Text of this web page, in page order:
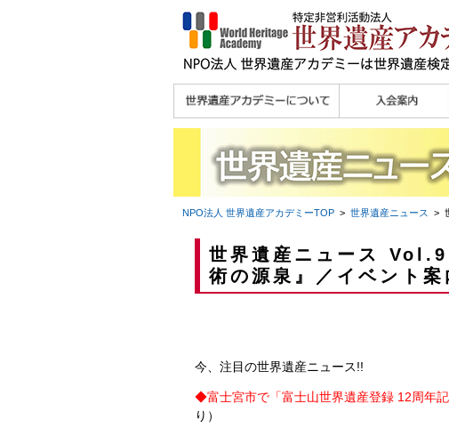
理念
メッセージ
主な活動内容
沿革
組織図・役員
研究員紹介 >>
宮澤 光 MIYAZAWA, Hikaru
研究員によるメディ
ア協力など
法人会員・協賛団体
／公認団体
メディア協力／プレ
スリリース
個人会員
法人会員
会報誌サンプル
会員限定ページ
NPO法人 世界遺産アカデミーTOP> 世界遺産ニュース >
世界遺産ニュース
術の源泉』／イベント案
今、注目の世界遺産ニュース!!
◆富士宮市で「富士山世界遺産登録 12周
り）